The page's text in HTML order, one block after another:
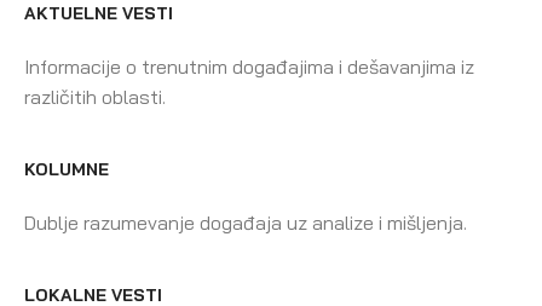
AKTUELNE VESTI
Informacije o trenutnim događajima i dešavanjima iz
različitih oblasti.
KOLUMNE
Dublje razumevanje događaja uz analize i mišljenja.
LOKALNE VESTI